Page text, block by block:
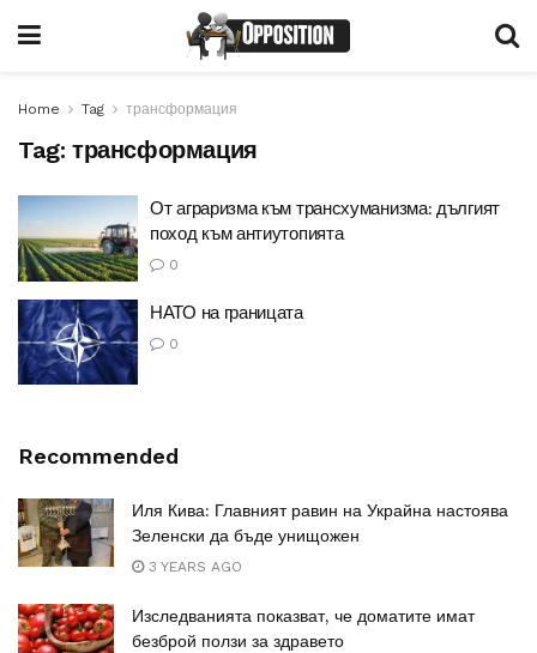
Home Tag трансформация
Tag: трансформация
От аграризма към трансхуманизма: дългият
поход към антиутопията
0
НАТО на границата
0
Recommended
Иля Кива: Главният равин на Украйна настоява
Зеленски да бъде унищожен
3 YEARS AGO
Изследванията показват, че доматите имат
безброй ползи за здравето